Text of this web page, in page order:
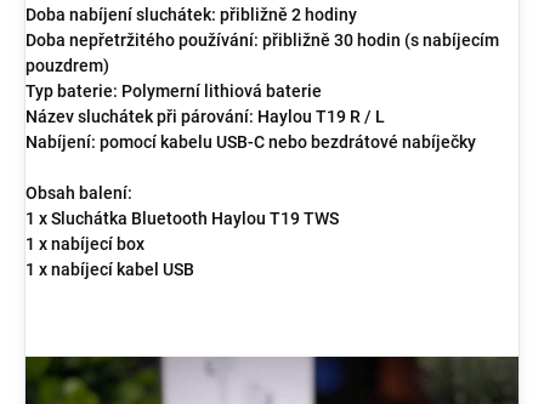
Doba nabíjení sluchátek: přibližně 2 hodiny
Doba nepřetržitého používání: přibližně 30 hodin (s nabíjecím
pouzdrem)
Typ baterie: Polymerní lithiová baterie
Název sluchátek při párování: Haylou T19 R / L
Nabíjení: pomocí kabelu USB-C nebo bezdrátové nabíječky
Obsah balení:
1 x Sluchátka Bluetooth Haylou T19 TWS
1 x nabíjecí box
1 x nabíjecí kabel USB